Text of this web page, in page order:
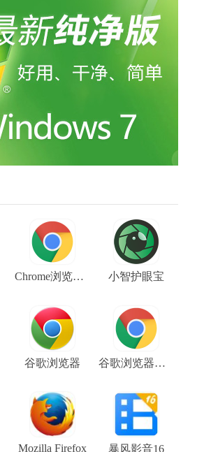
Chrome浏览器金丝雀版（Google Chrome Canary） V106.0.5225.0 64位下载 小智护眼宝
谷歌浏览器 谷歌浏览器稳定版 stable 104.0.5112.81 chrome下载
Mozilla Firefox 暴风影音16